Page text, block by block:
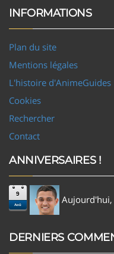
INFORMATIONS
Plan du site
Mentions légales
L'histoire d'AnimeGuides
Cookies
Rechercher
Contact
ANNIVERSAIRES !
9
Aoû Aujourd'hui,
DERNIERS